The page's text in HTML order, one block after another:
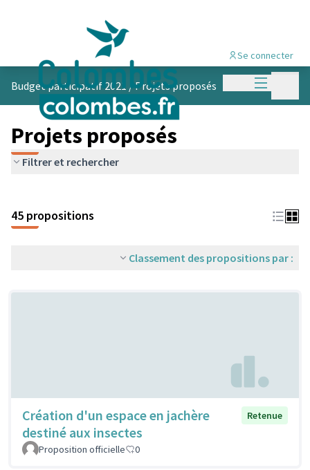
Menu
Se connecter
Budget participatif 2021 /Projets proposés
Projets proposés
Filtrer et rechercher
45 propositions
Classement des propositions par :
Création d'un espace en jachère
destiné aux insectes
Retenue
Proposition officielle 0